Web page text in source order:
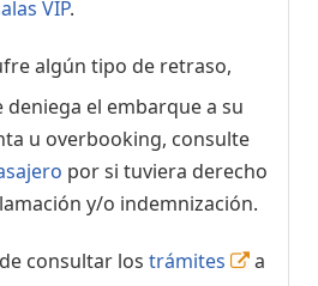
VIP.
algún tipo de retraso,
deniega el embarque a su
u overbooking, consulte
por si tuviera derecho
y/o indemnización.
consultar los trámites
a